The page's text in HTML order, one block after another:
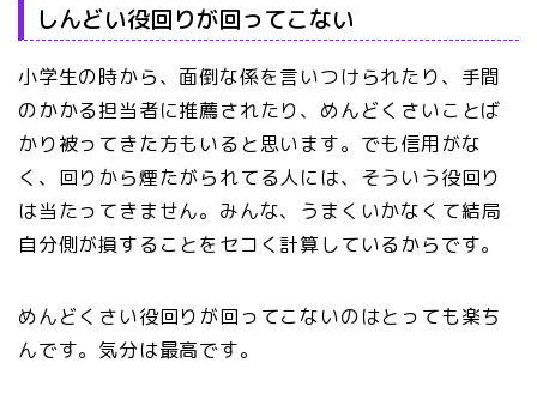
しんどい役回りが回ってこない
小学生の時から、面倒な係を言いつけられたり、手間
のかかる担当者に推薦されたり、めんどくさいことば
かり被ってきた方もいると思います。でも信用がな
く、回りから煙たがられてる人には、そういう役回り
は当たってきません。みんな、うまくいかなくて結局
自分側が損することをセコく計算しているからです。
めんどくさい役回りが回ってこないのはとっても楽ち
んです。気分は最高です。